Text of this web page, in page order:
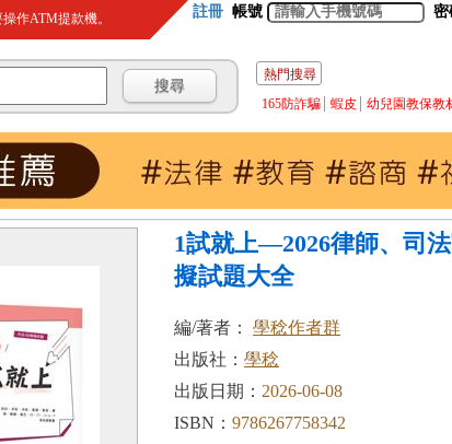
作ATM提款機。 註冊 帳號 密
熱門搜尋
165防詐騙
蝦皮 幼兒園教保教
1試就上—2026律師、司
擬試題大全
編/著者： 學稔作者群
出版社： 學稔
出版日期： 2026-06-08
ISBN： 9786267758342